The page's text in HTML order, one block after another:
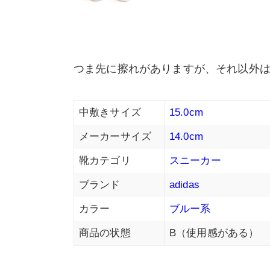
つま先に擦れがありますが、それ以外
中敷きサイズ 15.0cm
メーカーサイズ 14.0cm
靴カテゴリ スニーカー
ブランド adidas
カラー ブルー系
商品の状態 B（使用感がある）